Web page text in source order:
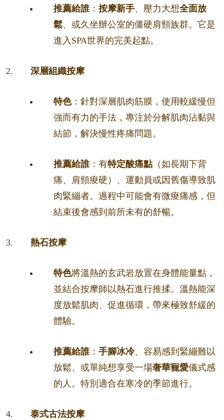
推薦給誰： 按摩新手、壓力大想全面放
鬆、或久坐辦公室的僵硬肩頸族群。它是
進入SPA世界的完美起點。
深層組織按摩
特色：針對深層肌肉筋膜，使用較緩慢但
強而有力的手法，專注於分解肌肉沾黏與
結節，解決慢性疼痛問題。
推薦給誰：有特定酸痛點（如長期下背
痛、肩頸痠硬）、運動員或因舊傷導致肌
肉緊繃者。過程中可能會有微痠痛感，但
結束後會感到前所未有的舒暢。
熱石按摩
特色將溫熱的玄武岩放置在身體能量點，
並結合按摩師以熱石進行推揉。溫熱能深
度放鬆肌肉、促進循環，帶來極致舒緩的
體驗。
推薦給誰： 手腳冰冷、容易感到緊繃難以
放鬆、或單純想享受一場奢華寵愛儀式感
的人。特別適合在寒冷的季節進行。
泰式古法按摩